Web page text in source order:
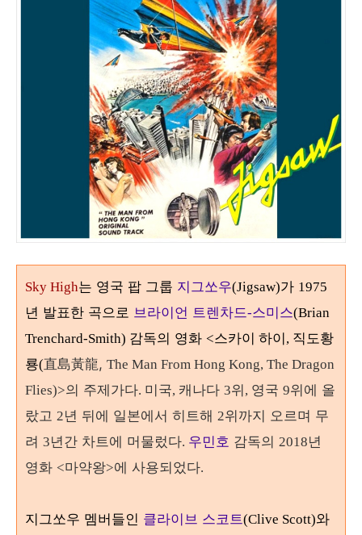
Sky High는 영국 팝 그룹 지그쏘우(Jigsaw)가 1975
년 발표한 곡으로 브라이언 트렌차드-스미스(Brian
Trenchard-Smith) 감독의 영화 <스카이 하이, 직도황
룡(直島黃龍, The Man From Hong Kong, The Dragon
Flies)>의 주제가다. 미국, 캐나다 3위, 영국 9위에 올
랐고 2년 뒤에 일본에서 히트해 2위까지 오르며 무
려 3년간 차트에 머물렀다. 우민호 감독의 2018년
영화 <마약왕>에 사용되었다.
지그쏘우 멤버들인 클라이브 스코트(Clive Scott)와